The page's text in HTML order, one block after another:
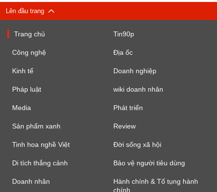
Lên đầu trang
Trang chủ Tin90p
Công nghệ Địa ốc
Kinh tế Doanh nghiệp
Pháp luật wiki doanh nhân
Media Phát triển
Sản phẩm xanh Review
Tinh hoa nghề Việt Đời sống xã hội
Di tích thắng cảnh Bảo vệ người tiêu dùng
Doanh nhân
Hành chính & Tố tụng hành
chính